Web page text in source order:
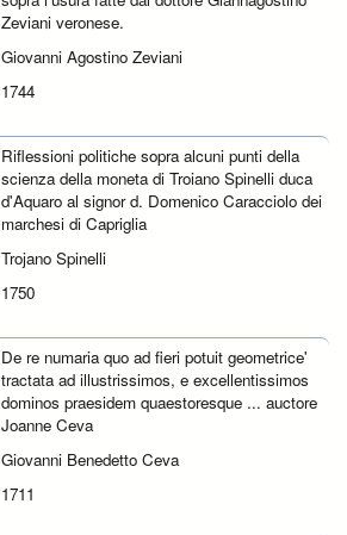
Zeviani veronese.
Giovanni Agostino Zeviani
1744
Riflessioni politiche sopra alcuni punti della
scienza della moneta di Troiano Spinelli duca
d'Aquaro al signor d. Domenico Caracciolo dei
marchesi di Capriglia
Trojano Spinelli
1750
De re numaria quo ad fieri potuit geometrice'
tractata ad illustrissimos, e excellentissimos
dominos praesidem quaestoresque ... auctore
Joanne Ceva
Giovanni Benedetto Ceva
1711